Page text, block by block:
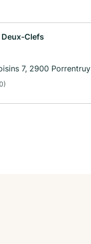
Clefs
7, 2900 Porrentruy